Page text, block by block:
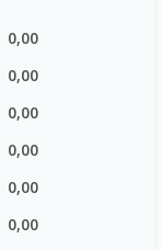
0,00
0,00
0,00
0,00
0,00
0,00